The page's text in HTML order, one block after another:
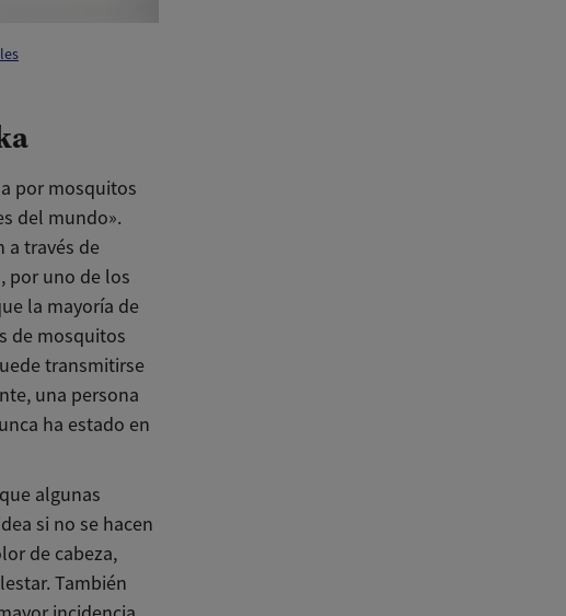
por mosquitos
del mundo».
a través de
por uno de los
la mayoría de
de mosquitos
transmitirse
una persona
ha estado en
algunas
si no se hacen
de cabeza,
También